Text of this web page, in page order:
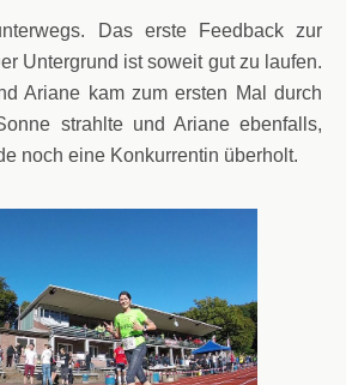
Das erste Feedback zur
Untergrund ist soweit gut zu laufen.
Ariane kam zum ersten Mal durch
strahlte und Ariane ebenfalls,
noch eine Konkurrentin überholt.